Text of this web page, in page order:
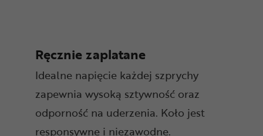
Ręcznie zaplatane
Idealne napięcie każdej szprychy
zapewnia wysoką sztywność oraz
odporność na uderzenia. Koło jest
responsywne i niezawodne.